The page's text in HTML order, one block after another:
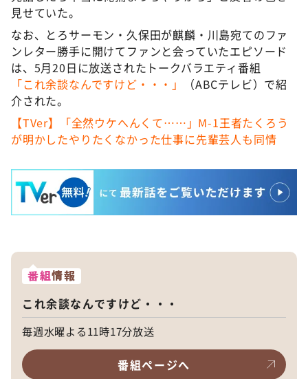
見せていた。
なお、とろサーモン・久保田が麒麟・川島宛てのファ
ンレター勝手に開けてファンと会っていたエピソード
は、5月20日に放送されたトークバラエティ番組
「これ余談なんですけど・・・」
（ABCテレビ）で紹
介された。
【TVer】「全然ウケへんくて……」M-1王者たくろう
が明かしたやりたくなかった仕事に先輩芸人も同情
番組情報
これ余談なんですけど・・・
毎週水曜よる11時17分放送
番組ページへ